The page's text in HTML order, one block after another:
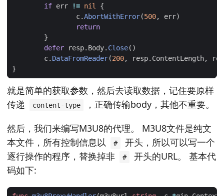
if err != nil
{
c.AbortWithError(500, err)
return
}
defer
resp. Body. Close()
c. DataFromReader(200, resp. ContentLength,
}
就是简单的获取参数，然后去读取数据，记住要原样
传递
content-type
，正确传输body，其他不重要。
然后，我们来编写M3U8的代理。 M3U8文件是纯文
本文件，所有控制信息以
#
开头，所以可以写一个
逐行操作的程序，替换掉非
#
开头的URL。 基本代
码如下: